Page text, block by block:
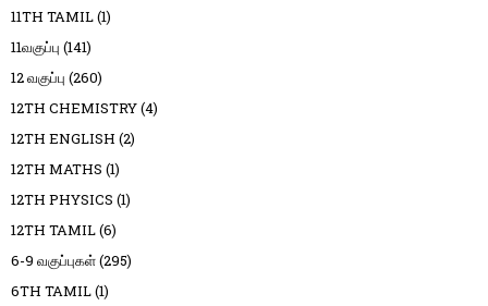
11TH TAMIL(1)
11வகுப்பு (141)
12 வகுப்பு (260)
12TH CHEMISTRY(4)
12TH ENGLISH (2)
12TH MATHS (1)
12TH PHYSICS (1)
12TH TAMIL(6)
6-9 வகுப்புகள்(295)
6TH TAMIL(1)